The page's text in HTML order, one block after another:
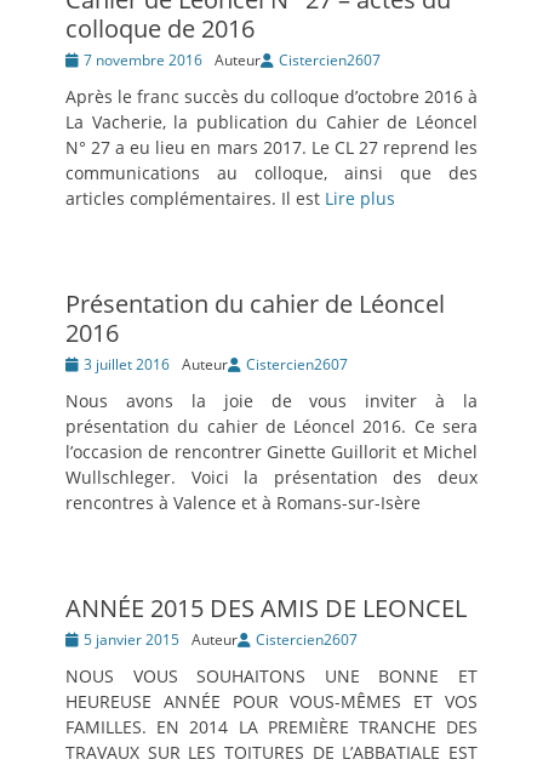
colloque de 2016
Posté7 novembre 2016 Auteur Cistercien2607
Après le franc succès du colloque d’octobre 2016 à
La Vacherie, la publication du Cahier de Léoncel
N° 27 a eu lieu en mars 2017. Le CL 27 reprend les
communications au colloque, ainsi que des
articles complémentaires. Il est Lire plus
Présentation du cahier de Léoncel
2016
Posté3 juillet 2016 Auteur Cistercien2607
Nous avons la joie de vous inviter à la
présentation du cahier de Léoncel 2016. Ce sera
l’occasion de rencontrer Ginette Guillorit et Michel
Wullschleger. Voici la présentation des deux
rencontres à Valence et à Romans-sur-Isère
ANNÉE 2015 DES AMIS DE LEONCEL
Posté5 janvier 2015 Auteur Cistercien2607
NOUS VOUS SOUHAITONS UNE BONNE ET
HEUREUSE ANNÉE POUR VOUS-MÊMES ET VOS
FAMILLES. EN 2014 LA PREMIÈRE TRANCHE DES
TRAVAUX SUR LES TOITURES DE L’ABBATIALE EST